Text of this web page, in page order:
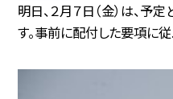
明日、２月７日（金）は、
す。事前に配付した要項に